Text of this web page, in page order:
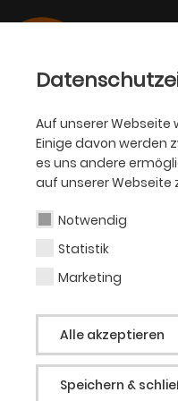
Auf unserer Webseite
Einige davon werden
es uns andere
auf unserer Webseite
Notwendig
Statistik
Marketing
Alle akzeptieren
Speichern &
AKADEMIE
Michael
Dramaturgie
Michael Eickhoff,
geboren, studierte